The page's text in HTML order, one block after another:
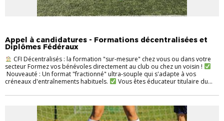
Appel à candidatures - Formations décentralisées et
Diplômes Fédéraux
CFI Décentralisés : la formation "sur-mesure" chez vous ou dans votre
secteur Formez vos bénévoles directement au club ou chez un voisin !
Nouveauté : Un format "fractionné" ultra-souple qui s'adapte à vos
créneaux d'entraînements habituels.
Vous êtes éducateur titulaire du...